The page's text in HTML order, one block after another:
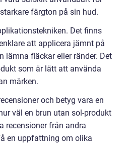
färgton på sin hud.
Det finns
att applicera jämnt på
lämna fläckar eller ränder. Det
som är lätt att använda
märken.
och betyg vara en
väl en brun utan sol-produkt
recensioner från andra
en uppfattning om olika